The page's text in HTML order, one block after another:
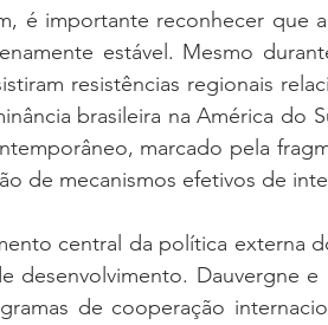
é importante reconhecer que
estável. Mesmo
resistências regionais
brasileira na América do
marcado pela
de mecanismos efetivos de
central da política externa
desenvolvimento. Dauvergne e
de cooperação